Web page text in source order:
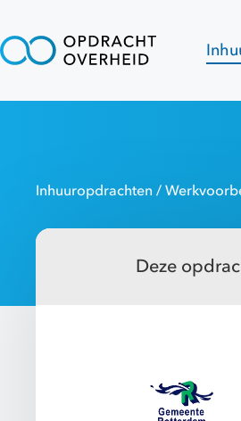
Inhuuropdrachten /
Deze